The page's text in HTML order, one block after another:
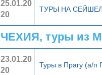
25.01.20
20
ТУРЫ НА
ЧЕХИЯ, туры из
23.01.20
20
Туры в Прагу (а/п